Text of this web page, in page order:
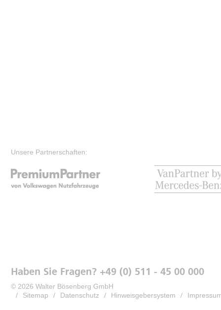
Unsere Partnerschaften:
Haben Sie Fragen? +49 (0) 511 - 45 00 000
© 2026 Walter Bösenberg GmbH
Sitemap
Datenschutz Hinweisgebersystem